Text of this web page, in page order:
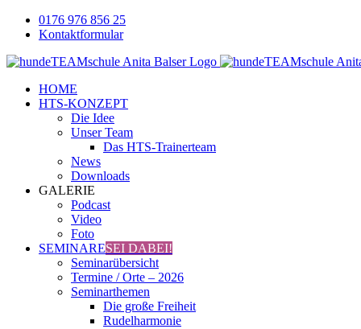
Zum
Inhalt
0176 976 856 25
Kontaktformular
Facebook
YouTube
Instagram
HOME
HTS-KONZEPT
Die Idee
Unser Team
Das HTS-Trainerteam
News
Downloads
GALERIE
Podcast
Video
Foto
SEMINARESEI DABEI!
Seminarübersicht
Termine / Orte – 2026
Seminarthemen
Die große Freiheit
Rudelharmonie